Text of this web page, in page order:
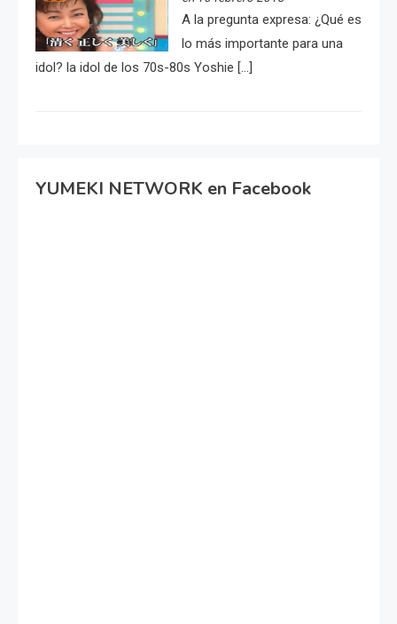
A la pregunta expresa: ¿Qué es
lo más importante para una
idol? la idol de los 70s-80s Yoshie […]
YUMEKI NETWORK en Facebook